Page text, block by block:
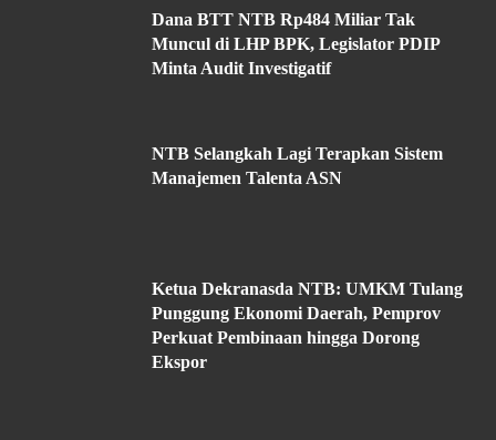
Dana BTT NTB Rp484 Miliar Tak
Muncul di LHP BPK, Legislator PDIP
Minta Audit Investigatif
NTB Selangkah Lagi Terapkan Sistem
Manajemen Talenta ASN
Ketua Dekranasda NTB: UMKM Tulang
Punggung Ekonomi Daerah, Pemprov
Perkuat Pembinaan hingga Dorong
Ekspor